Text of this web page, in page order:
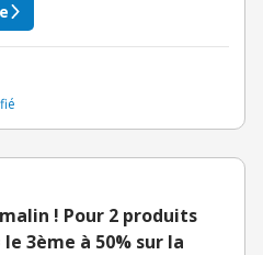
! Pour 2 produits
3ème à 50% sur la